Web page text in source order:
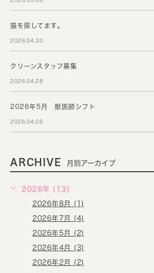
猫を探してます。
2026.04.30
クリーンスタッフ募集
2026.04.28
2026年5月 獣医師シフト
2026.04.06
ARCHIVE 月別アーカイブ
2026年 (13)
2026年8月 (1)
2026年7月 (4)
2026年5月 (2)
2026年4月 (3)
2026年2月 (2)